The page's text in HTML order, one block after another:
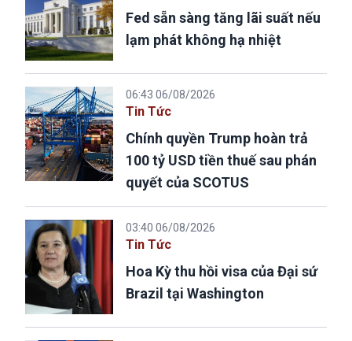
Fed sẵn sàng tăng lãi suất nếu
lạm phát không hạ nhiệt
06:43 06/08/2026
Tin Tức
Chính quyền Trump hoàn trả
100 tỷ USD tiền thuế sau phán
quyết của SCOTUS
03:40 06/08/2026
Tin Tức
Hoa Kỳ thu hồi visa của Đại sứ
Brazil tại Washington